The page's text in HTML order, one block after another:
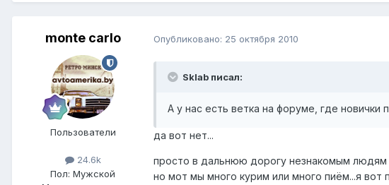
monte carlo
Пользователи
24.6k
Пол: Мужской
Опубликовано: 25 октября 2010
Sklab писал:
А у нас есть ветка на форуме, где новички
да вот нет...
просто в дальнюю дорогу незнакомым людям
но мот мы много курим или много пиём...я вот